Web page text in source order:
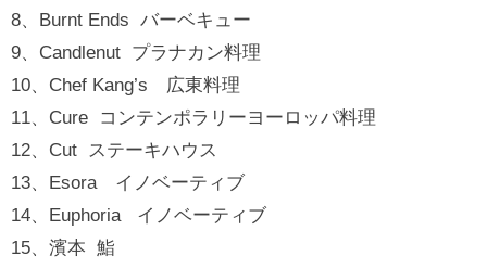
8、Burnt Ends バーベキュー
9、Candlenut プラナカン料理
10、Chef Kang’s 広東料理
11、Cure コンテンポラリーヨーロッパ料理
12、Cut ステーキハウス
13、Esora イノベーティブ
14、Euphoria イノベーティブ
15、濱本 鮨